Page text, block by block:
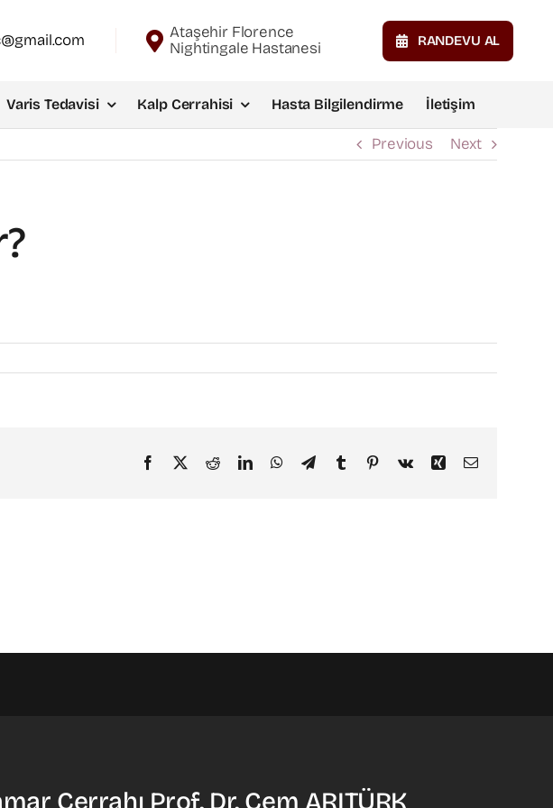
Ataşehir Florence
Nightingale Hastanesi
RANDEVU AL
Varis Tedavisi Kalp Cerrahisi Hasta Bilgilendirme İletişim
Previous Next
Facebook RedditLinkedInWhatsApp
TelegramTumblr PinterestVk Xing Email